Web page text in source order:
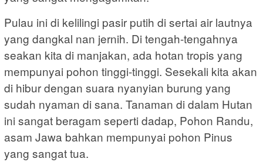
Pulau ini di kelilingi pasir putih di sertai air lautnya
yang dangkal nan jernih. Di tengah-tengahnya
seakan kita di manjakan, ada hotan tropis yang
mempunyai pohon tinggi-tinggi. Sesekali kita akan
di hibur dengan suara nyanyian burung yang
sudah nyaman di sana. Tanaman di dalam Hutan
ini sangat beragam seperti dadap, Pohon Randu,
asam Jawa bahkan mempunyai pohon Pinus
yang sangat tua.